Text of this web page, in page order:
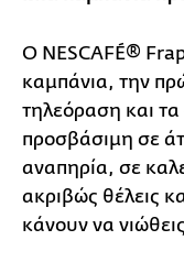
Ο NESCAFÉ®
καμπάνια, την
τηλεόραση και
προσβάσιμη σε
αναπηρία, σε
ακριβώς θέλεις
κάνουν να